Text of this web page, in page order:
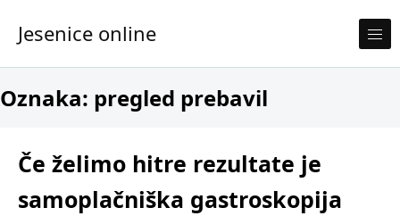
Skip to content
Jesenice online
Oznaka: pregled prebavil
Če želimo hitre rezultate je
samoplačniška gastroskopija